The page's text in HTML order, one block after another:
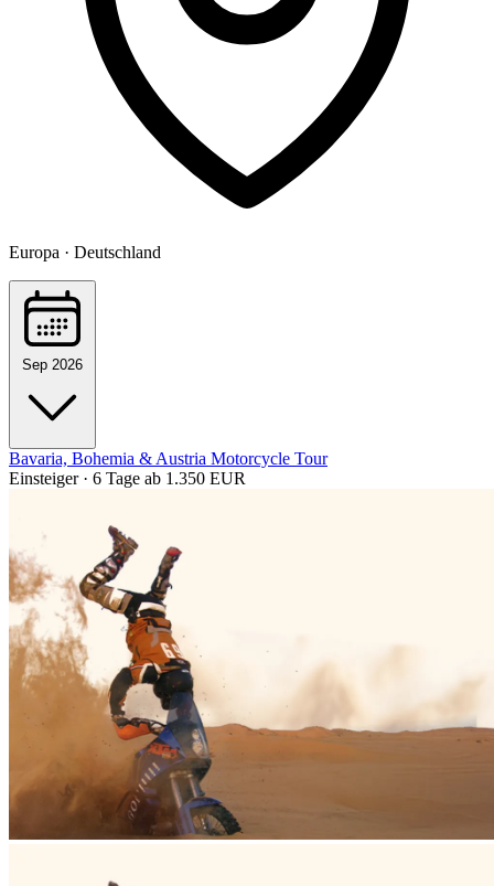
Europa · Deutschland
Sep 2026
Bavaria, Bohemia & Austria Motorcycle Tour
Einsteiger · 6 Tage ab 1.350 EUR